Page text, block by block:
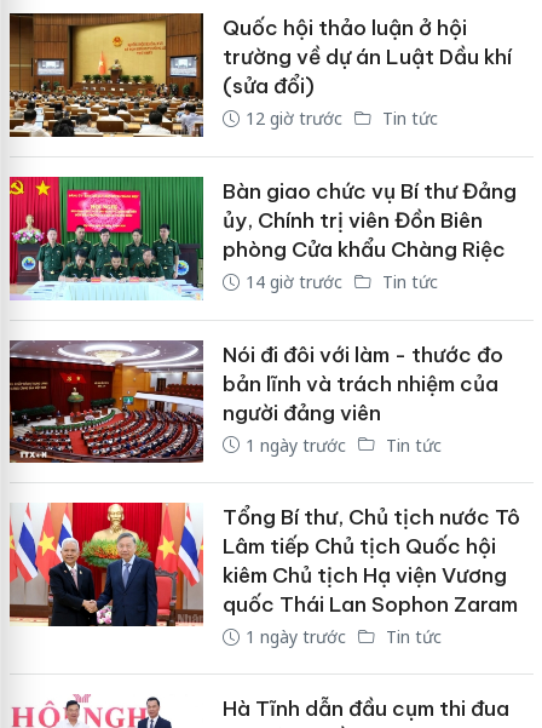
Quốc hội thảo luận ở hội
trường về dự án Luật Dầu khí
(sửa đổi)
12 giờ trước Tin tức
Bàn giao chức vụ Bí thư Đảng
ủy, Chính trị viên Đồn Biên
phòng Cửa khẩu Chàng Riệc
14 giờ trước Tin tức
Nói đi đôi với làm - thước đo
bản lĩnh và trách nhiệm của
người đảng viên
1 ngày trước Tin tức
Tổng Bí thư, Chủ tịch nước Tô
Lâm tiếp Chủ tịch Quốc hội
kiêm Chủ tịch Hạ viện Vương
quốc Thái Lan Sophon Zaram
1 ngày trước Tin tức
Hà Tĩnh dẫn đầu cụm thi đua